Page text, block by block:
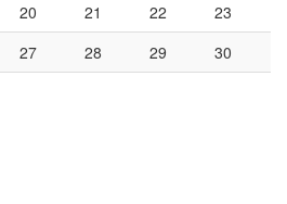
20 21 22
23
27 28 29
30